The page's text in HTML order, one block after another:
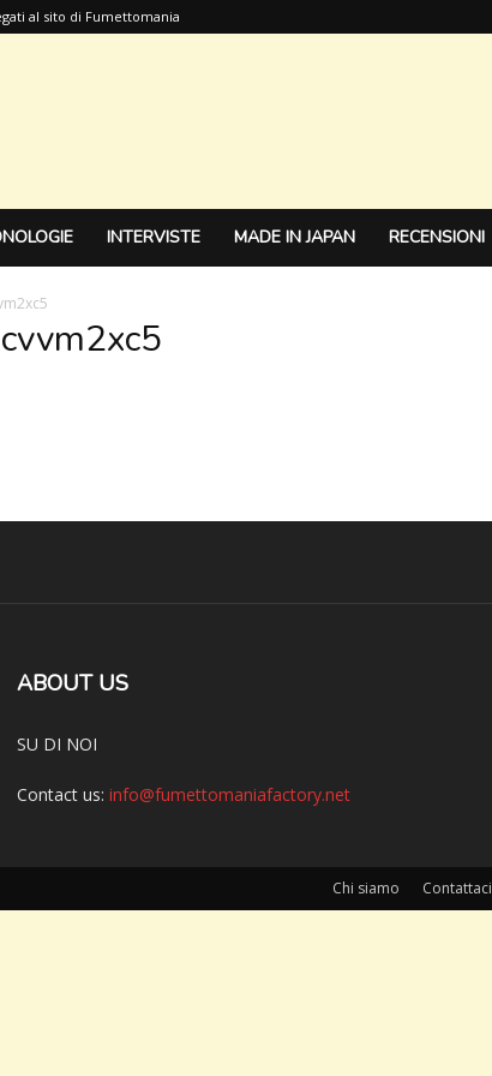
al sito di Fumettomania
INTERVISTE MADE IN JAPAN RECENSIONI
ABOUT US
SU DI NOI
Contact us: info@fumettomaniafactory.net
Chi siamo Contattaci